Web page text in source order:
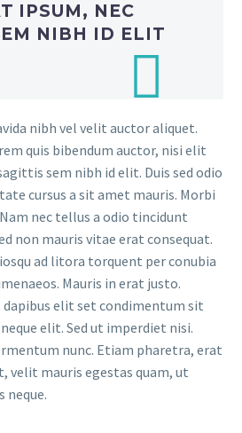
IPSUM, NEC
NIBH ID ELIT
nibh vel velit auctor aliquet.
quis bibendum auctor, nisi elit
sem nibh id elit. Duis sed odio
cursus a sit amet mauris. Morbi
nec tellus a odio tincidunt
non mauris vitae erat consequat.
ad litora torquent per conubia
Mauris in erat justo.
dapibus elit set condimentum sit
elit. Sed ut imperdiet nisi.
nunc. Etiam pharetra, erat
velit mauris egestas quam, ut
neque.